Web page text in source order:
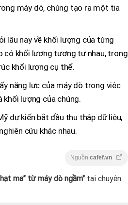
máy dò, chúng tạo ra một tia
lâu nay về khối lượng của từng
có khối lượng tương tự nhau, trong
khối lượng cụ thể.
năng lực của máy dò trong việc
lượng của chúng.
dự kiến bắt đầu thu thập dữ liệu,
cứu khác nhau.
Nguồn cafef.vn
ma” từ máy dò ngầm" tại chuyên